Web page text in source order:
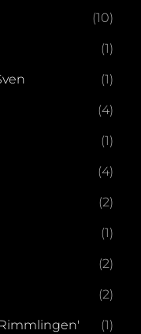
(10)
(1)
(1)
(4)
(1)
(4)
(2)
(1)
(2)
(2)
(1)